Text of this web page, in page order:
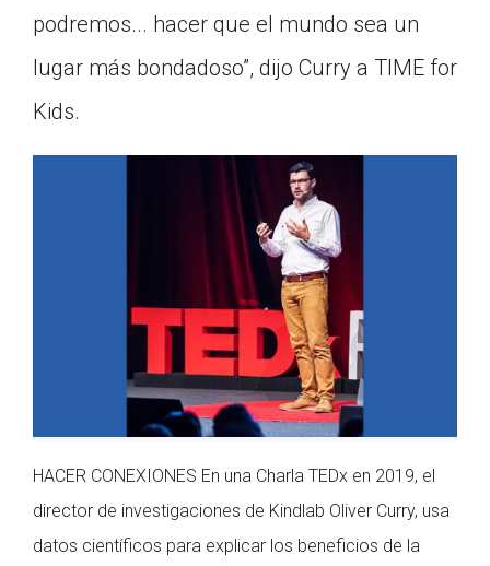
podremos... hacer que el mundo sea un
lugar más bondadoso”, dijo Curry a TIME for
Kids.
HACER CONEXIONES En una Charla TEDx en 2019, el
director de investigaciones de Kindlab Oliver Curry, usa
datos científicos para explicar los beneficios de la